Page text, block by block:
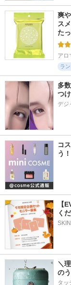
爽
ス
た
アロ
ラ
多
つ
デジ
コ
う！
【
く
＼
の
タッ